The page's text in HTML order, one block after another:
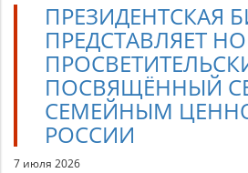
ПРЕЗИДЕНТСКАЯ
ПРЕДСТАВЛЯЕТ
ПОСВЯЩЁННЫЙ
СЕМЕЙНЫМ
РОССИИ
7 июля 2026